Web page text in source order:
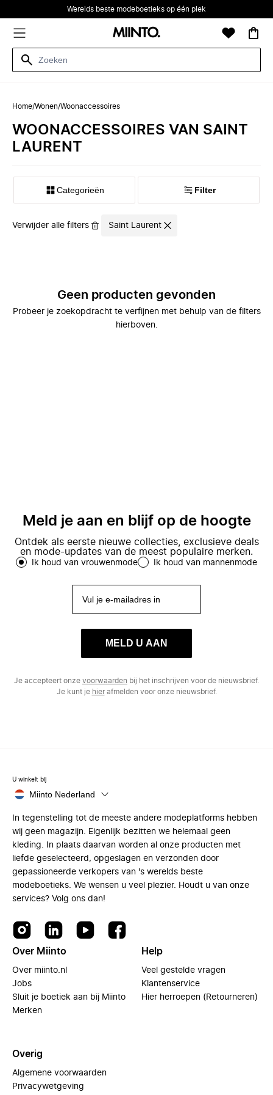
Werelds beste modeboetieks op één plek
Home/Wonen/Woonaccessoires
WOONACCESSOIRES VAN SAINT
LAURENT
Categorieën Filter
Verwijder alle filters Saint Laurent
Geen producten gevonden
Probeer je zoekopdracht te verfijnen met behulp van de filters
hierboven.
Meld je aan en blijf op de hoogte
Ontdek als eerste nieuwe collecties, exclusieve deals
en mode-updates van de meest populaire merken.
Ik houd van vrouwenmode Ik houd van mannenmode
MELD U AAN
Je accepteert onze voorwaarden bij het inschrijven voor de nieuwsbrief.
Je kunt je hierafmelden voor onze nieuwsbrief.
U winkelt bij
Miinto Nederland
In tegenstelling tot de meeste andere modeplatforms hebben
wij geen magazijn. Eigenlijk bezitten we helemaal geen
kleding. In plaats daarvan worden al onze producten met
liefde geselecteerd, opgeslagen en verzonden door
gepassioneerde verkopers van 's werelds beste
modeboetieks. We wensen u veel plezier. Houdt u van onze
services? Volg ons dan!
Over Miinto
Over miinto.nl
Jobs
Sluit je boetiek aan bij Miinto
Merken
Help
Veel gestelde vragen
Klantenservice
Hier herroepen (Retourneren)
Overig
Algemene voorwaarden
Privacywetgeving